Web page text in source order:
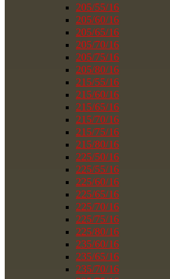
205/55/16
205/60/16
205/65/16
205/70/16
205/75/16
205/80/16
215/55/16
215/60/16
215/65/16
215/70/16
215/75/16
215/80/16
225/50/16
225/55/16
225/60/16
225/65/16
225/70/16
225/75/16
225/80/16
235/60/16
235/65/16
235/70/16